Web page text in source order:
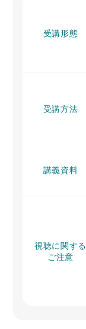
受講形態
受講方法
講義資料
視聴に関する
ご注意